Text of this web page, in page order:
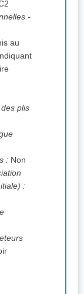
-
au
plis
: Non
de l'offre initiale) :